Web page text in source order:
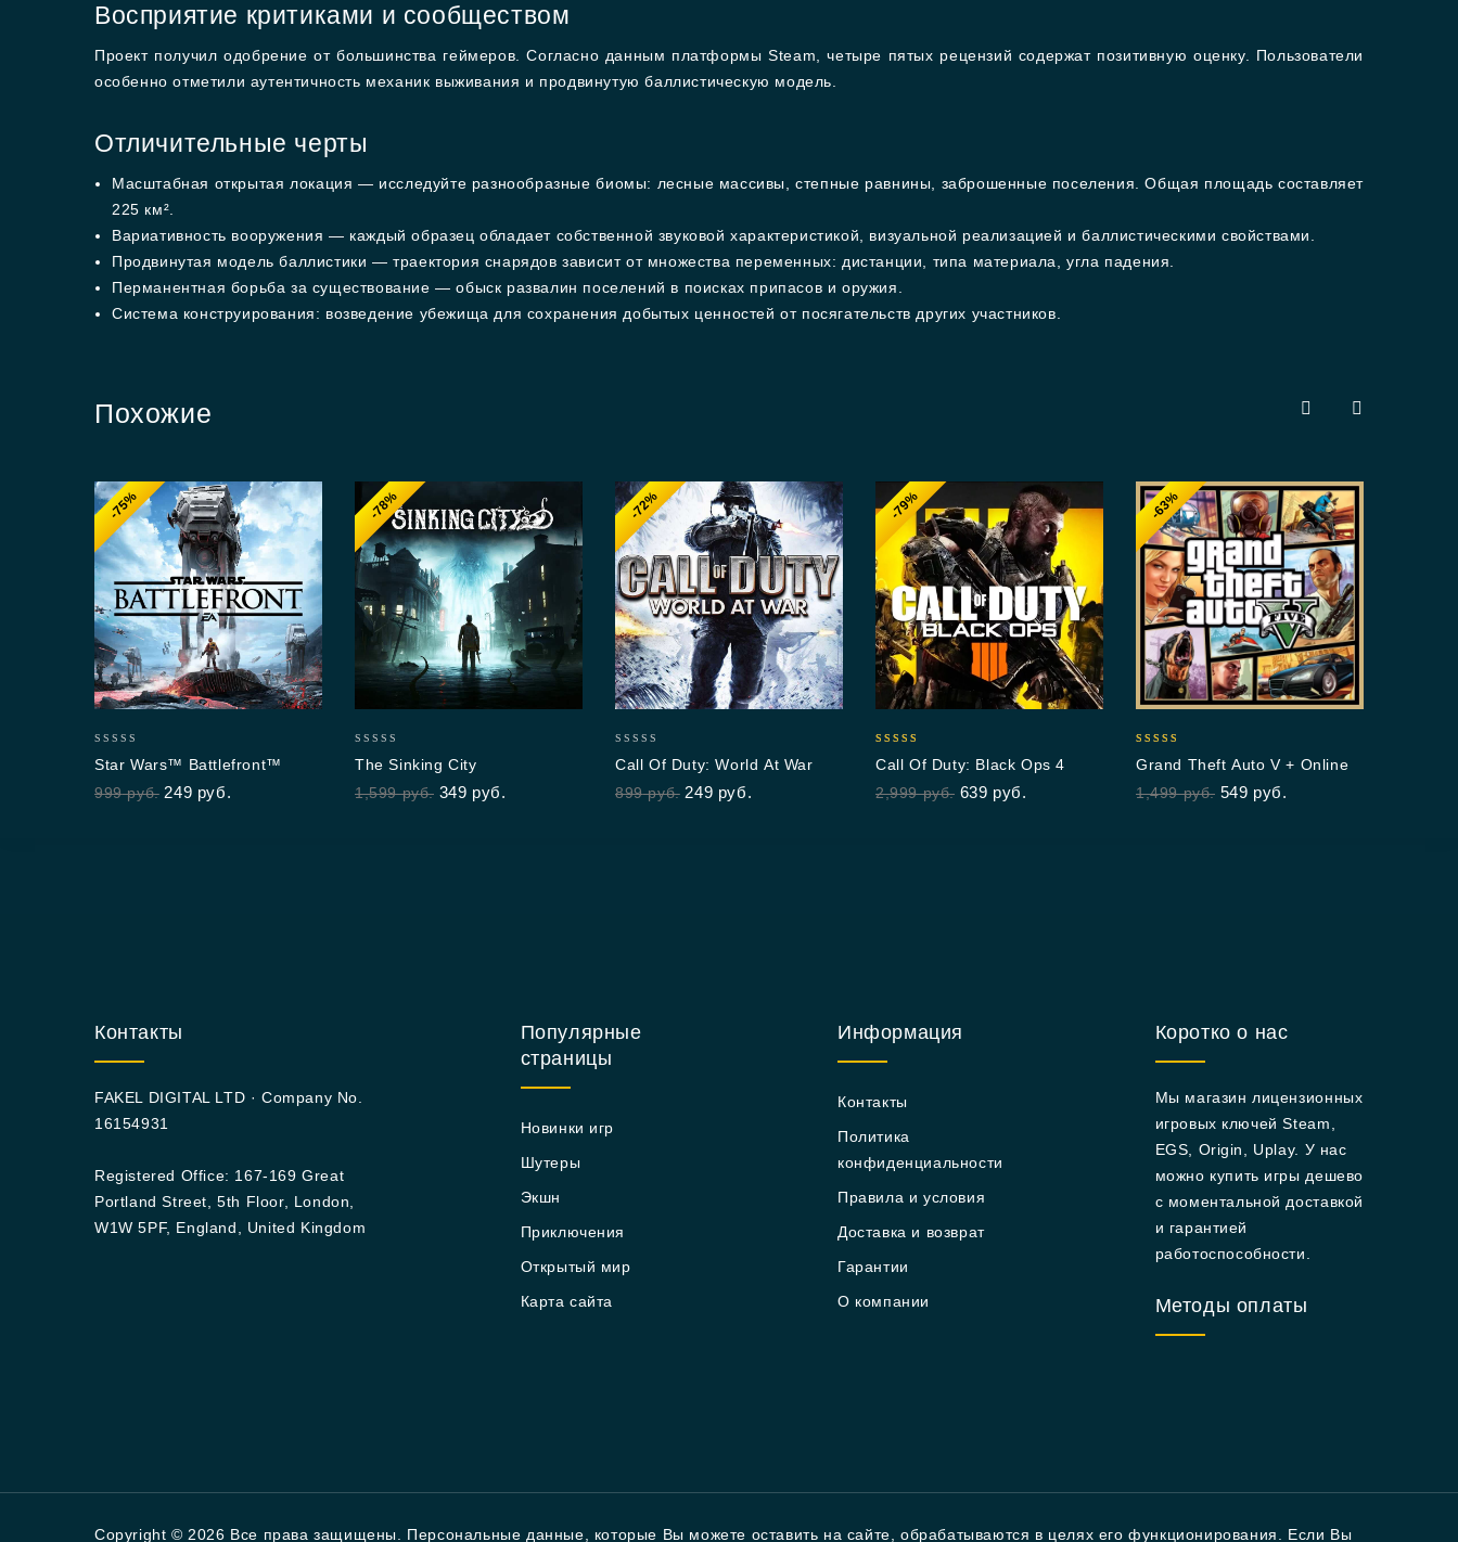
Восприятие критиками и сообществом
Проект получил одобрение от большинства геймеров. Согласно данным платформы Steam, четыре пятых рецензий содержат позитивную оценку. Пользователи
особенно отметили аутентичность механик выживания и продвинутую баллистическую модель.
Отличительные черты
Масштабная открытая локация — исследуйте разнообразные биомы: лесные массивы, степные равнины, заброшенные поселения. Общая площадь составляет
225 км².
Вариативность вооружения — каждый образец обладает собственной звуковой характеристикой, визуальной реализацией и баллистическими свойствами.
Продвинутая модель баллистики — траектория снарядов зависит от множества переменных: дистанции, типа материала, угла падения.
Перманентная борьба за существование — обыск развалин поселений в поисках припасов и оружия.
Система конструирования: возведение убежища для сохранения добытых ценностей от посягательств других участников.
Похожие
-75%
out
of
Star Wars™ Battlefront™
999руб. 249 руб.
-78%
out
of
The Sinking City
1,599руб. 349 руб.
-72%
out
of
Call Of Duty: World At War
899руб. 249 руб.
-79%
out of 5
Call Of Duty: Black Ops 4
2,999руб. 639 руб.
-63%
out of 5
Grand Theft Auto V + Online
1,499руб. 549 руб.
Контакты
FAKEL DIGITAL LTD · Company No.
16154931
Registered Office: 167-169 Great
Portland Street, 5th Floor, London,
W1W 5PF, England, United Kingdom
Популярные
страницы
Новинки игр
Шутеры
Экшн
Приключения
Открытый мир
Карта сайта
Информация
Контакты
Политика
конфиденциальности
Правила и условия
Доставка и возврат
Гарантии
О компании
Коротко о нас
Мы магазин лицензионных
игровых ключей Steam,
EGS, Origin, Uplay. У нас
можно купить игры дешево
с моментальной доставкой
и гарантией
работоспособности.
Методы оплаты
Copyright © 2026 Все права защищены. Персональные данные, которые Вы можете оставить на сайте, обрабатываются в целях его функционирования. Если Вы